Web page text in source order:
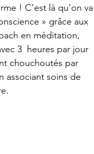
! C’est là qu’on va
» grâce aux
en méditation,
3  heures par jour
chouchoutés par
associant soins de